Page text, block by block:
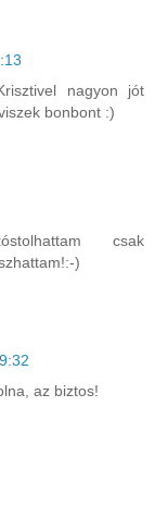
nagyon jót
bonbont :)
csak
)
az biztos!